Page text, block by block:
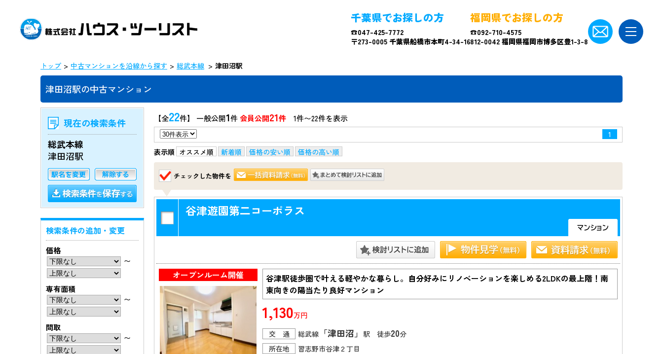
千葉県でお探しの方
☎047-425-7772
〒273-0005 千葉県船橋市本町4-34-16
福岡県でお探しの方
☎092-710-4575
812-0042 福岡県福岡市博多区豊1-3-8
トップ 中古マンションを沿線から探す 総武本線 津田沼駅
津田沼駅の中古マンション
【全22件】 一般公開1件会員公開21件 1件〜22件を表示
1
表示順 オススメ順 新着順 価格の安い順 価格の高い順
チェックした物件を
谷津遊園第二コーポラス
オープンルーム開催
谷津駅徒歩圏で叶える軽やかな暮らし。自分好みにリノベーションを楽しめる2LDKの最上階！南
東向きの陽当たり良好マンション
1,130万円
交 通
総武線 「津田沼」 駅 徒歩20分
所在地
習志野市谷津２丁目
現在の検索条件
総武本線
津田沼駅
検索条件の追加・変更
価格
〜
専有面積
〜
間取
〜